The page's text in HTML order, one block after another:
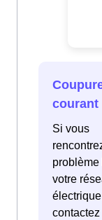
courant
Si vous
problème
votre